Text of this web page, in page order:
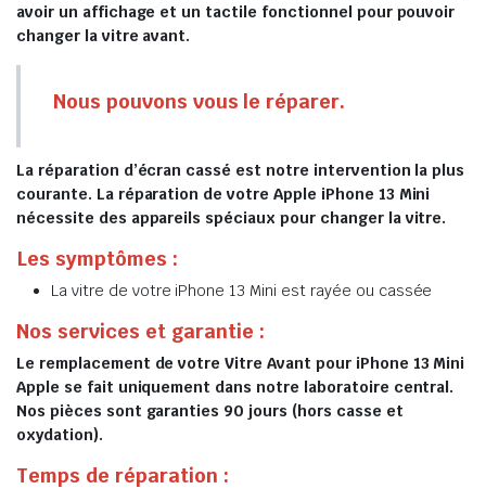
avoir un affichage et un tactile fonctionnel pour pouvoir
changer la vitre avant.
Nous pouvons vous le réparer.
La réparation d’écran cassé est notre intervention la plus
courante. La réparation de votre Apple iPhone 13 Mini
nécessite des appareils spéciaux pour changer la vitre.
Les symptômes :
La vitre de votre iPhone 13 Mini est rayée ou cassée
Nos services et garantie :
Le remplacement de votre Vitre Avant pour iPhone 13 Mini
Apple se fait uniquement dans notre laboratoire central.
Nos pièces sont garanties 90 jours (hors casse et
oxydation).
Temps de réparation :